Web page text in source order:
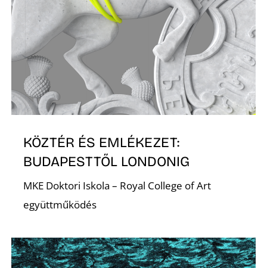
KÖZTÉR ÉS EMLÉKEZET:
BUDAPESTTŐL LONDONIG
MKE Doktori Iskola – Royal College of Art
együttműködés